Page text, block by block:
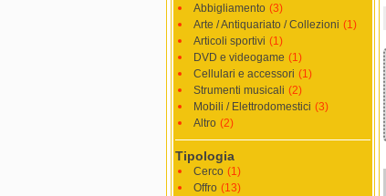
Abbigliamento (3)
Arte / Antiquariato / Collezioni (1)
Articoli sportivi (1)
DVD e videogame (1)
Cellulari e accessori (1)
Strumenti musicali (2)
Mobili / Elettrodomestici (3)
Altro (2)
Tipologia
Cerco (1)
Offro (13)